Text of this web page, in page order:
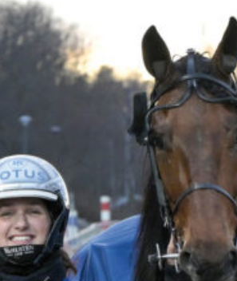
Presentkort
Tävlingsdagar
Exponering & värdskap
Aktiviteter
Hört och hänt
Tävling
Tävlingsserier
Träning och provlopp